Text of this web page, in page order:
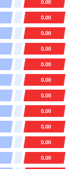
0.00
0.00
0.00
0.00
0.00
0.00
0.00
0.00
0.00
0.00
0.00